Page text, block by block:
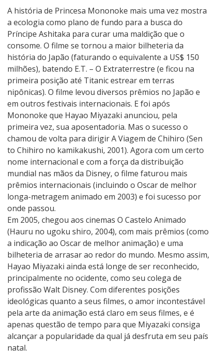
A história de Princesa Mononoke mais uma vez mostra
a ecologia como plano de fundo para a busca do
Príncipe Ashitaka para curar uma maldição que o
consome. O filme se tornou a maior bilheteria da
história do Japão (faturando o equivalente a US$ 150
milhões), batendo E.T. – O Extraterrestre (e ficou na
primeira posição até Titanic estrear em terras
nipônicas). O filme levou diversos prêmios no Japão e
em outros festivais internacionais. E foi após
Mononoke que Hayao Miyazaki anunciou, pela
primeira vez, sua aposentadoria. Mas o sucesso o
chamou de volta para dirigir A Viagem de Chihiro (Sen
to Chihiro no kamikakushi, 2001). Agora com um certo
nome internacional e com a força da distribuição
mundial nas mãos da Disney, o filme faturou mais
prêmios internacionais (incluindo o Oscar de melhor
longa-metragem animado em 2003) e foi sucesso por
onde passou.
Em 2005, chegou aos cinemas O Castelo Animado
(Hauru no ugoku shiro, 2004), com mais prêmios (como
a indicação ao Oscar de melhor animação) e uma
bilheteria de arrasar ao redor do mundo. Mesmo assim,
Hayao Miyazaki ainda está longe de ser reconhecido,
principalmente no ocidente, como seu colega de
profissão Walt Disney. Com diferentes posições
ideológicas quanto a seus filmes, o amor incontestável
pela arte da animação está claro em seus filmes, e é
apenas questão de tempo para que Miyazaki consiga
alcançar a popularidade da qual já desfruta em seu país
natal.